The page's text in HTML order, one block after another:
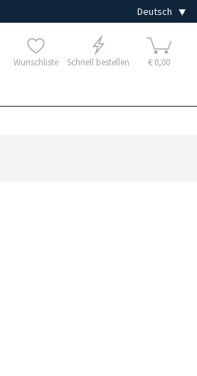
Wunschliste Schnell bestellen € 0,00